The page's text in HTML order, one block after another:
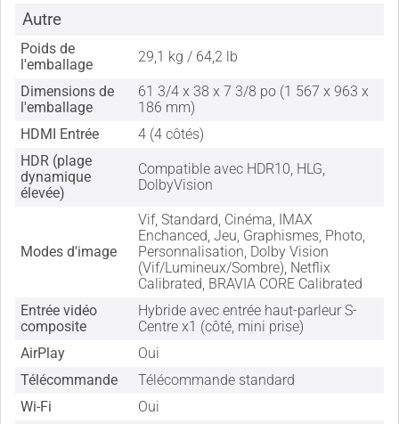
Autre
Poids de
l'emballage
29,1 kg / 64,2 lb
Dimensions de
l'emballage
61 3/4 x 38 x 7 3/8 po (1 567 x 963 x
186 mm)
HDMI Entrée
4 (4 côtés)
HDR (plage
dynamique
élevée)
Compatible avec HDR10, HLG,
DolbyVision
Modes d'image
Vif, Standard, Cinéma, IMAX
Enchanced, Jeu, Graphismes, Photo,
Personnalisation, Dolby Vision
(Vif/Lumineux/Sombre), Netflix
Calibrated, BRAVIA CORE Calibrated
Entrée vidéo
composite
Hybride avec entrée haut-parleur S-
Centre x1 (côté, mini prise)
AirPlay
Oui
Télécommande
Télécommande standard
Wi-Fi
Oui